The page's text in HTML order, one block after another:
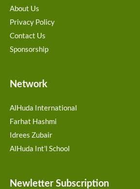
About Us
Privacy Policy
Contact Us
Sponsorship
Network
AlHuda International
Farhat Hashmi
Idrees Zubair
AlHuda Int'l School
Newletter Subscription